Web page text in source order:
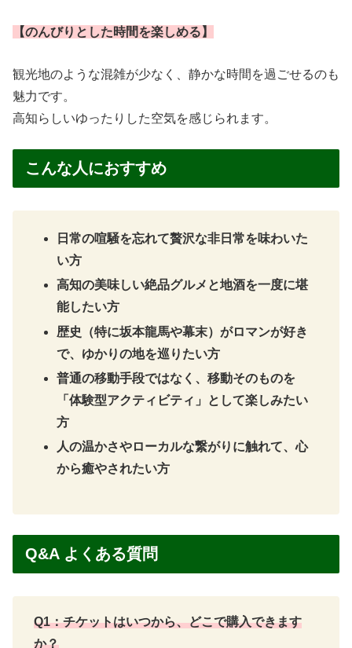
【のんびりとした時間を楽しめる】
観光地のような混雑が少なく、静かな時間を過ごせるのも
魅力です。
高知らしいゆったりした空気を感じられます。
こんな人におすすめ
日常の喧騒を忘れて贅沢な非日常を味わいた
い方
高知の美味しい絶品グルメと地酒を一度に堪
能したい方
歴史（特に坂本龍馬や幕末）がロマンが好き
で、ゆかりの地を巡りたい方
普通の移動手段ではなく、移動そのものを
「体験型アクティビティ」として楽しみたい
方
人の温かさやローカルな繋がりに触れて、心
から癒やされたい方
Q&A よくある質問
Q1：チケットはいつから、どこで購入できます
か？